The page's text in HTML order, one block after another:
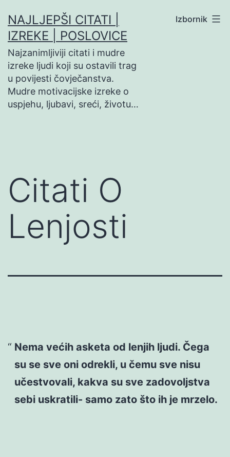
na
sadržaj
NAJLJEPŠI CITATI |
IZREKE | POSLOVICE
Najzanimljiviji citati i mudre
izreke ljudi koji su ostavili trag
u povijesti čovječanstva.
Mudre motivacijske izreke o
uspjehu, ljubavi, sreći, životu…
Izbornik
Citati O
Lenjosti
Nema većih asketa od lenjih ljudi. Čega
su se sve oni odrekli, u čemu sve nisu
učestvovali, kakva su sve zadovoljstva
sebi uskratili- samo zato što ih je mrzelo.